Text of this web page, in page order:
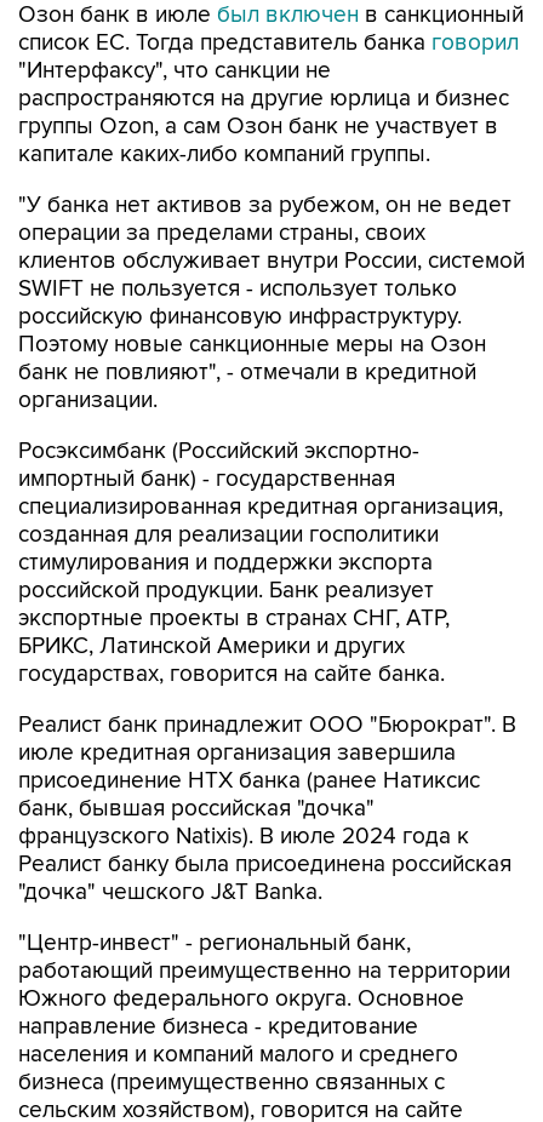
Озон банк в июле был включен в санкционный
список ЕС. Тогда представитель банка говорил
"Интерфаксу", что санкции не
распространяются на другие юрлица и бизнес
группы Ozon, а сам Озон банк не участвует в
капитале каких-либо компаний группы.
"У банка нет активов за рубежом, он не ведет
операции за пределами страны, своих
клиентов обслуживает внутри России, системой
SWIFT не пользуется - использует только
российскую финансовую инфраструктуру.
Поэтому новые санкционные меры на Озон
банк не повлияют", - отмечали в кредитной
организации.
Росэксимбанк (Российский экспортно-
импортный банк) - государственная
специализированная кредитная организация,
созданная для реализации госполитики
стимулирования и поддержки экспорта
российской продукции. Банк реализует
экспортные проекты в странах СНГ, АТР,
БРИКС, Латинской Америки и других
государствах, говорится на сайте банка.
Реалист банк принадлежит ООО "Бюрократ". В
июле кредитная организация завершила
присоединение НТХ банка (ранее Натиксис
банк, бывшая российская "дочка"
французского Natixis). В июле 2024 года к
Реалист банку была присоединена российская
"дочка" чешского J&T Banka.
"Центр-инвест" - региональный банк,
работающий преимущественно на территории
Южного федерального округа. Основное
направление бизнеса - кредитование
населения и компаний малого и среднего
бизнеса (преимущественно связанных с
сельским хозяйством), говорится на сайте